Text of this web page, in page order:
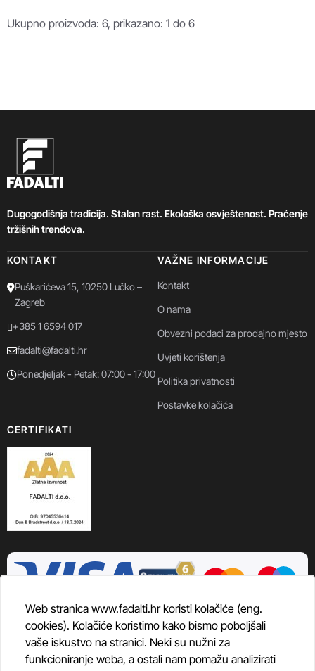
Ukupno proizvoda: 6, prikazano: 1 do 6
Dugogodišnja tradicija. Stalan rast. Ekološka osvještenost. Praćenje
tržišnih trendova.
KONTAKT
Puškarićeva 15, 10250 Lučko –
Zagreb
+385 1 6594 017
fadalti@fadalti.hr
Ponedjeljak - Petak: 07:00 - 17:00
VAŽNE INFORMACIJE
Kontakt
O nama
Obvezni podaci za prodajno mjesto
Uvjeti korištenja
Politika privatnosti
Postavke kolačića
CERTIFIKATI
Web stranica www.fadalti.hr koristi kolačiće (eng.
cookies). Kolačiće koristimo kako bismo poboljšali
vaše iskustvo na stranici. Neki su nužni za
funkcioniranje weba, a ostali nam pomažu analizirati